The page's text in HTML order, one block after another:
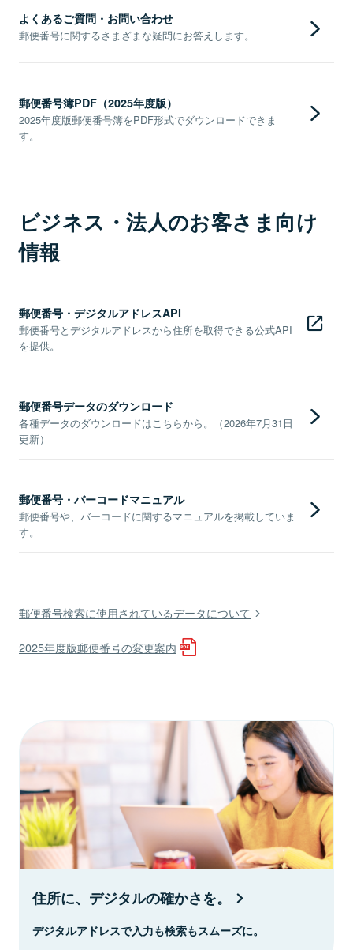
よくあるご質問・お問い合わせ
郵便番号に関するさまざまな疑問にお答えします。
郵便番号簿PDF（2025年度版）
2025年度版郵便番号簿をPDF形式でダウンロードできま
す。
ビジネス・法人のお客さま向け
情報
郵便番号・デジタルアドレスAPI
郵便番号とデジタルアドレスから住所を取得できる公式API
を提供。
郵便番号データのダウンロード
各種データのダウンロードはこちらから。（2026年7月31日
更新）
郵便番号・バーコードマニュアル
郵便番号や、バーコードに関するマニュアルを掲載していま
す。
郵便番号検索に使用されているデータについて
2025年度版郵便番号の変更案内
住所に、デジタルの確かさを。
デジタルアドレスで入力も検索もスムーズに。